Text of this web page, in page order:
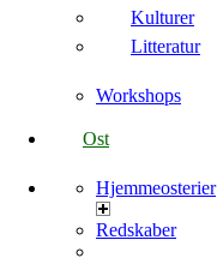
Kulturer
Litteratur
Workshops
Ost
Hjemmeosterier
Redskaber